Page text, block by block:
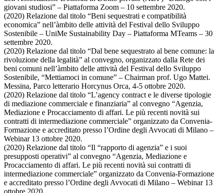
giovani studiosi” – Piattaforma Zoom – 10 settembre 2020.
(2020) Relazione dal titolo “Beni sequestrati e compatibilità
economica” nell’àmbito delle attività del Festival dello Sviluppo
Sostenibile – UniMe Sustainability Day – Piattaforma MTeams – 30
settembre 2020.
(2020) Relazione dal titolo “Dal bene sequestrato al bene comune: la
rivoluzione della legalità” al convegno, organizzato dalla Rete dei
beni comuni nell’àmbito delle attività del Festival dello Sviluppo
Sostenibile, “Mettiamoci in comune” – Chairman prof. Ugo Mattei.
Messina, Parco letterario Horcynus Orca, 4-5 ottobre 2020.
(2020) Relazione dal titolo “L’agency contract e le diverse tipologie
di mediazione commerciale e finanziaria” al convegno “Agenzia,
Mediazione e Procacciamento di affari. Le più recenti novità sui
contratti di intermediazione commerciale” organizzato da Convenia-
Formazione e accreditato presso l’Ordine degli Avvocati di Milano –
Webinar 13 ottobre 2020.
(2020) Relazione dal titolo “Il “rapporto di agenzia” e i suoi
presupposti operativi” al convegno “Agenzia, Mediazione e
Procacciamento di affari. Le più recenti novità sui contratti di
intermediazione commerciale” organizzato da Convenia-Formazione
e accreditato presso l’Ordine degli Avvocati di Milano – Webinar 13
ottobre 2020.